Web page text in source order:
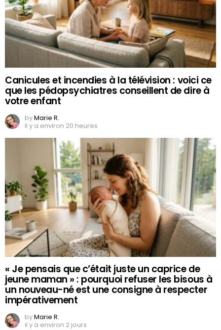
Canicules et incendies à la télévision : voici ce
que les pédopsychiatres conseillent de dire à
votre enfant
byMarie R.
il y a environ 20 heures
« Je pensais que c’était juste un caprice de
jeune maman » : pourquoi refuser les bisous à
un nouveau-né est une consigne à respecter
impérativement
byMarie R.
il y a environ 2 jours